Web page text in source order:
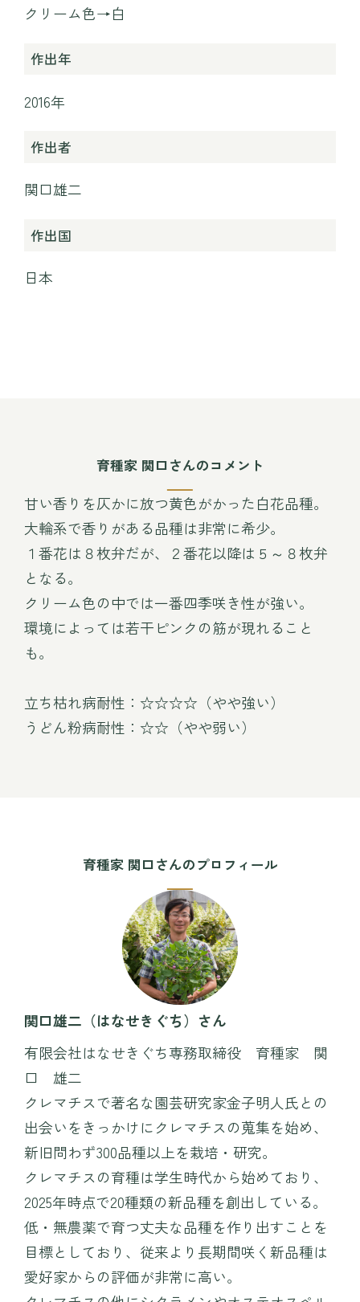
クリーム色→白
作出年
2016年
作出者
関口雄二
作出国
日本
育種家 関口さんのコメント
甘い香りを仄かに放つ黄色がかった白花品種。
大輪系で香りがある品種は非常に希少。
１番花は８枚弁だが、２番花以降は５～８枚弁
となる。
クリーム色の中では一番四季咲き性が強い。
環境によっては若干ピンクの筋が現れること
も。
立ち枯れ病耐性：☆☆☆☆（やや強い）
うどん粉病耐性：☆☆（やや弱い）
育種家 関口さんのプロフィール
関口雄二（はなせきぐち）さん
有限会社はなせきぐち専務取締役 育種家 関
口 雄二
クレマチスで著名な園芸研究家金子明人氏との
出会いをきっかけにクレマチスの蒐集を始め、
新旧問わず300品種以上を栽培・研究。
クレマチスの育種は学生時代から始めており、
2025年時点で20種類の新品種を創出している。
低・無農薬で育つ丈夫な品種を作り出すことを
目標としており、従来より長期間咲く新品種は
愛好家からの評価が非常に高い。